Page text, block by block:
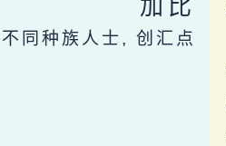
加比
同种族人士, 创汇点